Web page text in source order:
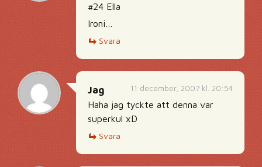
#24 Ella
Ironi…
Svara
11 december, 2007 kl. 20:54
Jag
Haha jag tyckte att denna var
superkul xD
Svara